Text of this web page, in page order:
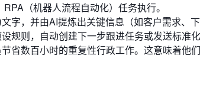
（机器人流程自动化）任务执行。
字，并由AI提炼出关键信息（如客户需求、
规则，自动创建下一步跟进任务或发送标准化
省数百小时的重复性行政工作。这意味着他